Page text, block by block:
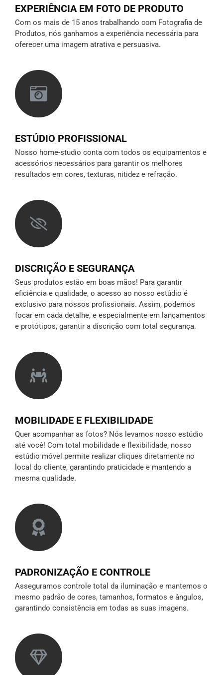
EXPERIÊNCIA EM FOTO DE PRODUTO
Com os mais de 15 anos trabalhando com Fotografia de
Produtos, nós ganhamos a experiência necessária para
oferecer uma imagem atrativa e persuasiva.
ESTÚDIO PROFISSIONAL
Nosso home-studio conta com todos os equipamentos e
acessórios necessários para garantir os melhores
resultados em cores, texturas, nitidez e refração.
DISCRIÇÃO E SEGURANÇA
Seus produtos estão em boas mãos! Para garantir
eficiência e qualidade, o acesso ao nosso estúdio é
exclusivo para nossos profissionais. Assim, podemos
focar em cada detalhe, e especialmente em lançamentos
e protótipos, garantir a discrição com total segurança.
MOBILIDADE E FLEXIBILIDADE
Quer acompanhar as fotos? Nós levamos nosso estúdio
até você! Com total mobilidade e flexibilidade, nosso
estúdio móvel permite realizar cliques diretamente no
local do cliente, garantindo praticidade e mantendo a
mesma qualidade.
PADRONIZAÇÃO E CONTROLE
Asseguramos controle total da iluminação e mantemos o
mesmo padrão de cores, tamanhos, formatos e ângulos,
garantindo consistência em todas as suas imagens.